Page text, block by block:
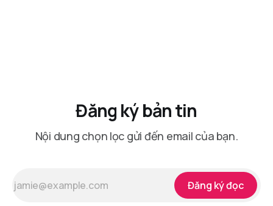
Đăng ký bản tin
Nội dung chọn lọc gửi đến email của bạn.
Đăng ký đọc